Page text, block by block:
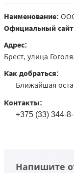
Наименование:
Официальный
Адрес:
Брест, улица
Как добраться:
Ближайшая
Контакты:
+375 (33) 344-
Напишите